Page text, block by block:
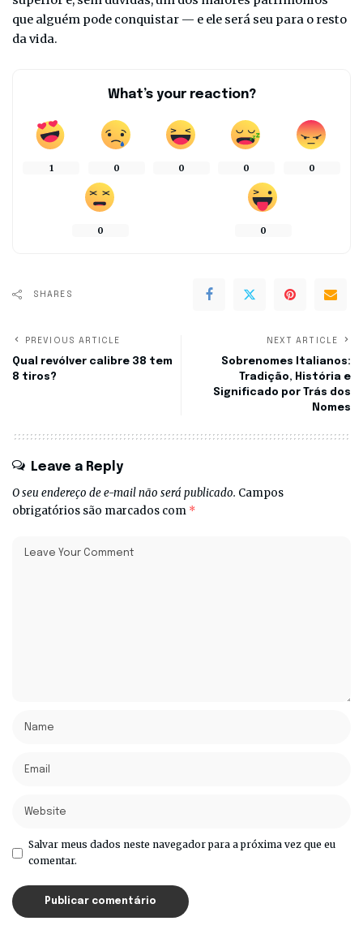
que alguém pode conquistar — e ele será seu para o resto
da vida.
What’s your reaction?
1 0 0 0 0
0 0
SHARES
PREVIOUS ARTICLE
Qual revólver calibre 38 tem
8 tiros?
NEXT ARTICLE
Sobrenomes Italianos:
Tradição, História e
Significado por Trás dos
Nomes
Leave a Reply
O seu endereço de e-mail não será publicado. Campos
obrigatórios são marcados com *
Salvar meus dados neste navegador para a próxima vez que eu
comentar.